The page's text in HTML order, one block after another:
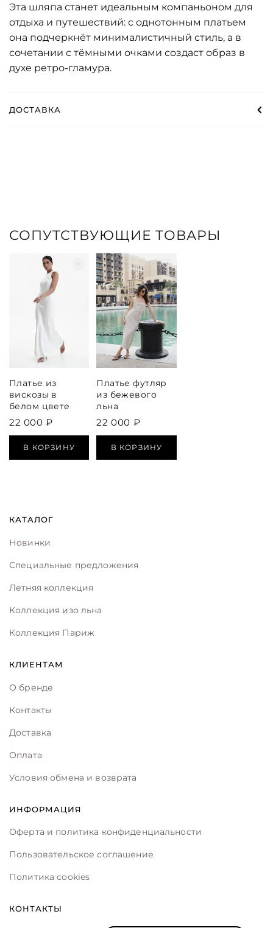
Эта шляпа станет идеальным компаньоном для
отдыха и путешествий: с однотонным платьем
она подчеркнёт минималистичный стиль, а в
сочетании с тёмными очками создаст образ в
духе ретро-гламура.
ДОСТАВКА
СОПУТСТВУЮЩИЕ ТОВАРЫ
Платье из
вискозы в
белом цвете
22 000 ₽
В КОРЗИНУ
Платье футляр
из бежевого
льна
22 000 ₽
В КОРЗИНУ
КАТАЛОГ
Новинки
Специальные предложения
Летняя коллекция
Коллекция изо льна
Коллекция Париж
КЛИЕНТАМ
О бренде
Контакты
Доставка
Оплата
Условия обмена и возврата
ИНФОРМАЦИЯ
Оферта и политика конфиденциальности
Пользовательское соглашение
Политика cookies
КОНТАКТЫ